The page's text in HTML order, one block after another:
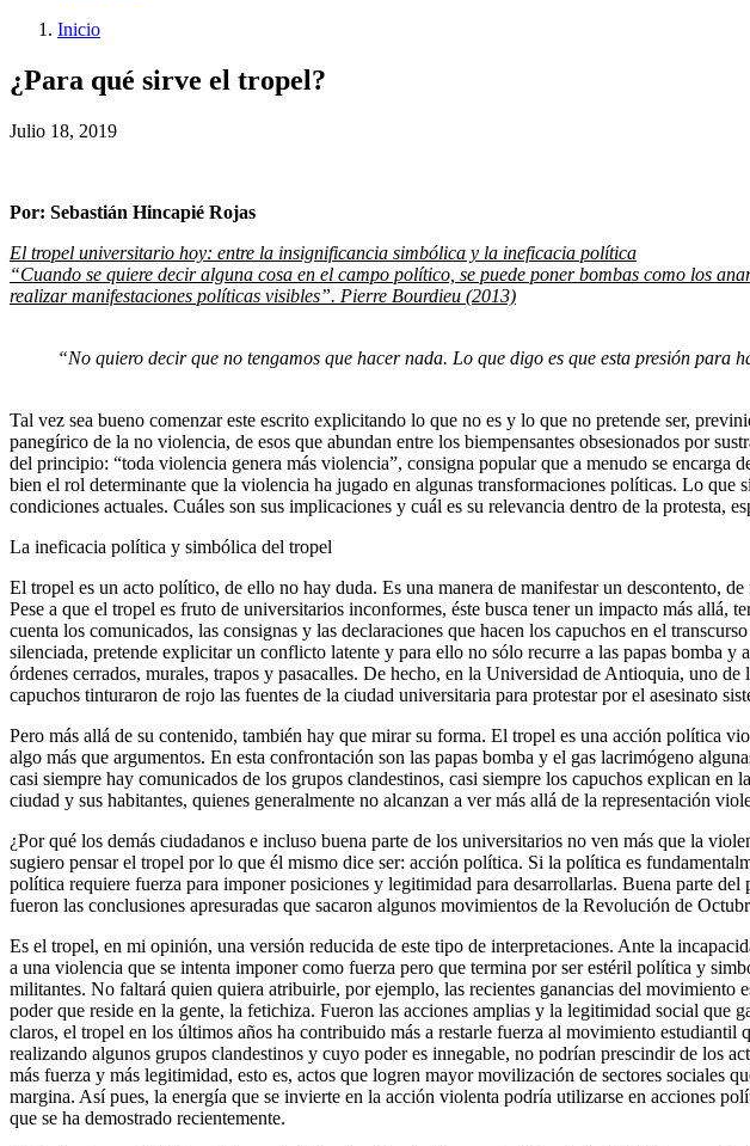
de
ayuda
navegación
are
Inicio
¿Para qué sirve el tropel?
Julio 18, 2019
Por: Sebastián Hincapié Rojas
El tropel universitario hoy: entre la insignificancia simbólica y la ineficacia política
“Cuando se quiere decir alguna cosa en el campo político, se puede poner bombas como los
realizar manifestaciones políticas visibles”. Pierre Bourdieu (2013)
“No quiero decir que no tengamos que hacer nada. Lo que digo es que esta presión
Tal vez sea bueno comenzar este escrito explicitando lo que no es y lo que no pretende ser,
panegírico de la no violencia, de esos que abundan entre los biempensantes obsesionados por
del principio: “toda violencia genera más violencia”, consigna popular que a menudo se
bien el rol determinante que la violencia ha jugado en algunas transformaciones políticas. Lo
condiciones actuales. Cuáles son sus implicaciones y cuál es su relevancia dentro de la protesta,
La ineficacia política y simbólica del tropel
El tropel es un acto político, de ello no hay duda. Es una manera de manifestar un descontento,
Pese a que el tropel es fruto de universitarios inconformes, éste busca tener un impacto más
cuenta los comunicados, las consignas y las declaraciones que hacen los capuchos en el
silenciada, pretende explicitar un conflicto latente y para ello no sólo recurre a las papas bomba
órdenes cerrados, murales, trapos y pasacalles. De hecho, en la Universidad de Antioquia, uno
capuchos tinturaron de rojo las fuentes de la ciudad universitaria para protestar por el asesinato
Pero más allá de su contenido, también hay que mirar su forma. El tropel es una acción
algo más que argumentos. En esta confrontación son las papas bomba y el gas lacrimógeno
casi siempre hay comunicados de los grupos clandestinos, casi siempre los capuchos explican
ciudad y sus habitantes, quienes generalmente no alcanzan a ver más allá de la representación
¿Por qué los demás ciudadanos e incluso buena parte de los universitarios no ven más que la
sugiero pensar el tropel por lo que él mismo dice ser: acción política. Si la política es
política requiere fuerza para imponer posiciones y legitimidad para desarrollarlas. Buena parte
fueron las conclusiones apresuradas que sacaron algunos movimientos de la Revolución de
Es el tropel, en mi opinión, una versión reducida de este tipo de interpretaciones. Ante la
a una violencia que se intenta imponer como fuerza pero que termina por ser estéril política y
militantes. No faltará quien quiera atribuirle, por ejemplo, las recientes ganancias del
poder que reside en la gente, la fetichiza. Fueron las acciones amplias y la legitimidad social
claros, el tropel en los últimos años ha contribuido más a restarle fuerza al movimiento
realizando algunos grupos clandestinos y cuyo poder es innegable, no podrían prescindir de los
más fuerza y más legitimidad, esto es, actos que logren mayor movilización de sectores sociales
margina. Así pues, la energía que se invierte en la acción violenta podría utilizarse en acciones
que se ha demostrado recientemente.